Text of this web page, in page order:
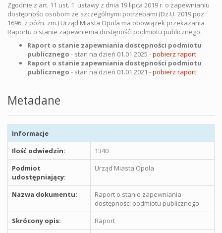
Zgodnie z art. 11 ust. 1 ustawy z dnia 19 lipca 2019 r. o zapewnianiu
dostępności osobom ze szczególnymi potrzebami (Dz.U. 2019 poz.
1696, z późn. zm.) Urząd Miasta Opola ma obowiązek przekazania
Raportu o stanie zapewnienia dostęnośći podmiotu publicznego.
Raport o stanie zapewniania dostępności podmiotu
publicznego - stan na dzień 01.01.2025 -pobierz raport
Raport o stanie zapewniania dostępności podmiotu
publicznego - stan na dzień 01.01.2021 -pobierz raport
Metadane
Informacje
Ilość odwiedzin:
1340
Podmiot
udostępniający:
Urząd Miasta Opola
Nazwa dokumentu:
Raport o stanie zapewniania
dostępności podmiotu publicznego
Skrócony opis:
Raport